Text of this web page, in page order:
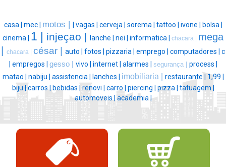
casa | mec | motos | | vagas | cerveja | sorema | tattoo | ivone | bolsa |
cinema | 1 | injeçao | lanche | nei | informatica | chacara | mega
| chacara | césar | auto | fotos | pizzaria | emprego | computadores | c
| empregos | gesso | vivo | internet | alarmes | segurança | process |
matao | nabiju | assistencia | lanches | imobiliaria | restaurante | 1,99 |
biju | carros | bebidas | renovi | carro | piercing | pizza | tatuagem |
automoveis | academia |